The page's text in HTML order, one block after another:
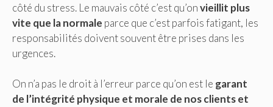
côté du stress. Le mauvais côté c’est qu’onvieillit plus
vite que la normale parce que c’est parfois fatigant, les
responsabilités doivent souvent être prises dans les
urgences.
On n’a pas le droit à l’erreur parce qu’on est le garant
de l’intégrité physique et morale de nos clients et